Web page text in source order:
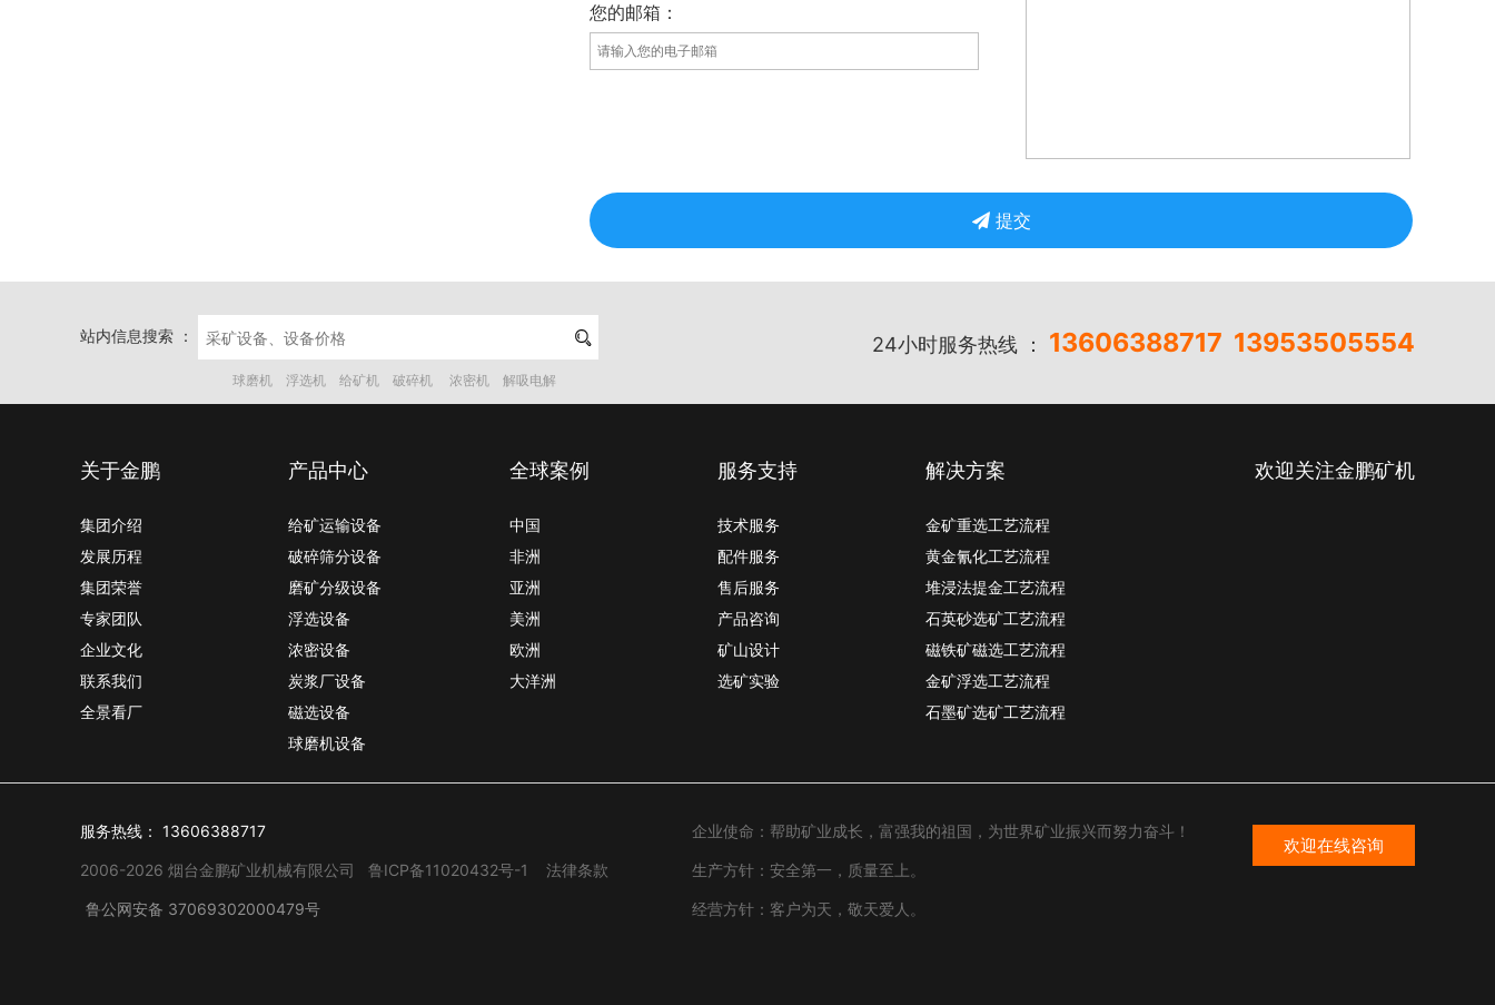
您的邮箱：
提交
站内信息搜索 ：  24小时服务热线 ： 13606388717 13953505554
球磨机 浮选机 给矿机 破碎机 浓密机 解吸电解
关于金鹏
集团介绍
发展历程
集团荣誉
专家团队
企业文化
联系我们
全景看厂
产品中心
给矿运输设备
破碎筛分设备
磨矿分级设备
浮选设备
浓密设备
炭浆厂设备
磁选设备
球磨机设备
全球案例
中国
非洲
亚洲
美洲
欧洲
大洋洲
服务支持
技术服务
配件服务
售后服务
产品咨询
矿山设计
选矿实验
解决方案
金矿重选工艺流程
黄金氰化工艺流程
堆浸法提金工艺流程
石英砂选矿工艺流程
磁铁矿磁选工艺流程
金矿浮选工艺流程
石墨矿选矿工艺流程
欢迎关注金鹏矿机
服务热线： 13606388717
2006-2026 烟台金鹏矿业机械有限公司 鲁ICP备11020432号-1 法律条款
鲁公网安备 37069302000479号
企业使命：帮助矿业成长，富强我的祖国，为世界矿业振兴而努力奋斗！
生产方针：安全第一，质量至上。
经营方针：客户为天，敬天爱人。
欢迎在线咨询